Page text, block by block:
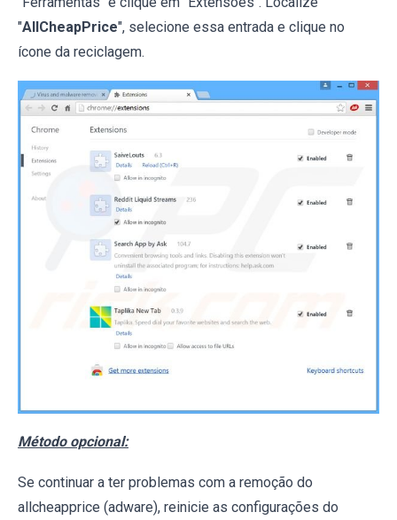
"AllCheapPrice", selecione essa entrada e clique no
ícone da reciclagem.
Método opcional:
Se continuar a ter problemas com a remoção do
allcheapprice (adware), reinicie as configurações do